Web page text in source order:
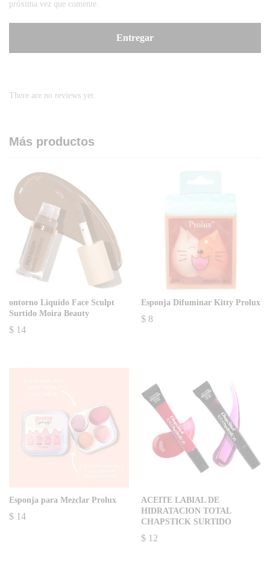
próxima vez que comente.
There are no reviews yet.
Más productos
ontorno Liquido Face Sculpt
Surtido Moira Beauty
$ 14
Esponja Difuminar Kitty Prolux
$ 8
Esponja para Mezclar Prolux
$ 14
ACEITE LABIAL DE
HIDRATACION TOTAL
CHAPSTICK SURTIDO
$ 12